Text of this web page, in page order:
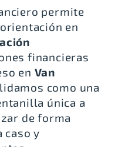
permite
en
financieras
en Van
como una
única a
de forma
caso y